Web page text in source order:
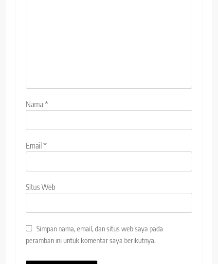
Nama*
Email*
Situs Web
Simpan nama, email, dan situs web saya pada
peramban ini untuk komentar saya berikutnya.